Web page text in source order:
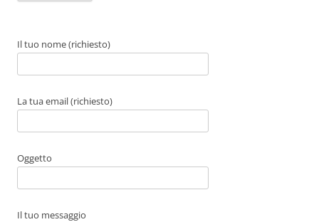
Il tuo nome (richiesto)
La tua email (richiesto)
Oggetto
Il tuo messaggio